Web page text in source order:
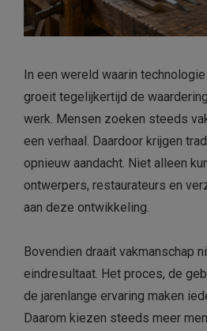
In een wereld waarin
groeit tegelijkertijd de
werk. Mensen zoeken steeds
een verhaal. Daardoor krijgen
opnieuw aandacht. Niet alleen
ontwerpers, restaurateurs en
aan deze ontwikkeling.
Bovendien draait vakmanschap
eindresultaat. Het proces, de
de jarenlange ervaring maken
Daarom kiezen steeds meer